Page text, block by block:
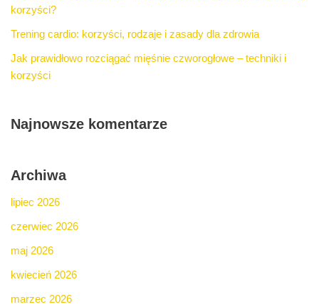
korzyści?
Trening cardio: korzyści, rodzaje i zasady dla zdrowia
Jak prawidłowo rozciągać mięśnie czworogłowe – techniki i
korzyści
Najnowsze komentarze
Archiwa
lipiec 2026
czerwiec 2026
maj 2026
kwiecień 2026
marzec 2026